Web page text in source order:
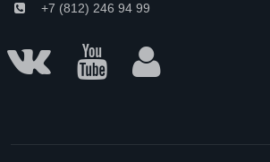
+7 (812) 246 94 99